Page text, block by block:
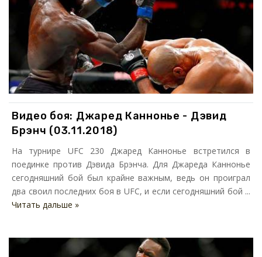
Видео боя: Джаред Каннонье - Дэвид
Брэнч (03.11.2018)
На турнире UFC 230 Джаред Каннонье встретился в
поединке против Дэвида Брэнча. Для Джареда Каннонье
сегодняшний бой был крайне важным, ведь он проиграл
два своил последних боя в UFC, и если сегодняшний бой ...
Читать дальше »